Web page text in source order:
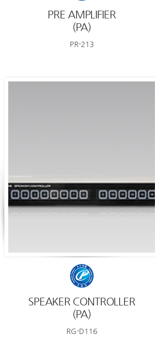
PRE AMPLIFIER
(PA)
PR-213
SPEAKER CONTROLLER
(PA)
RG-D116